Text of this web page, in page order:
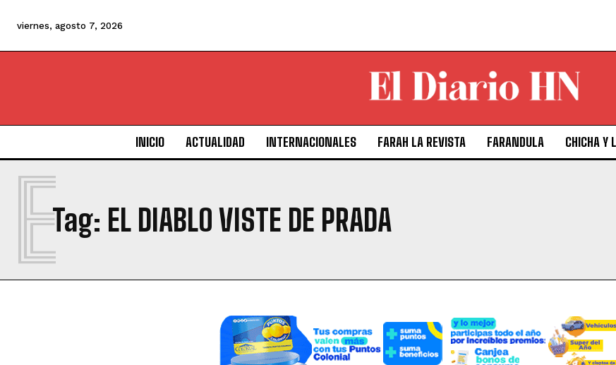
viernes, agosto 7, 2026
INICIO ACTUALIDAD INTERNACIONALES FARAH LA REVISTA FARANDULA CHICHA Y
Tag: EL DIABLO VISTE DE PRADA
E